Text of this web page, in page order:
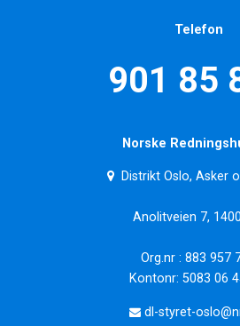
Telefon
901 85
Norske
Distrikt Oslo, Asker
Anolitveien 7,
Org.nr : 883 957
Kontonr: 5083 06
dl-styret-